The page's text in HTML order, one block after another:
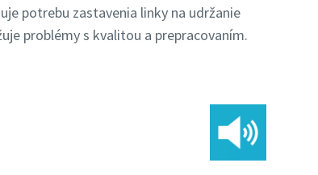
potrebu zastavenia linky na udržanie
problémy s kvalitou a prepracovaním.